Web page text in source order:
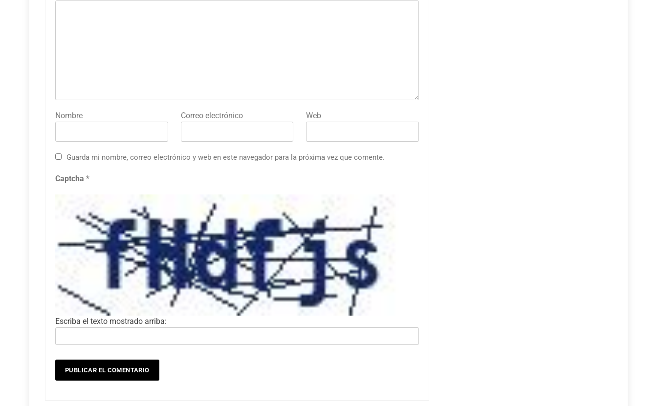
Nombre Correo electrónico Web
Guarda mi nombre, correo electrónico y web en este navegador para la próxima vez que comente.
Captcha *
Escriba el texto mostrado arriba: